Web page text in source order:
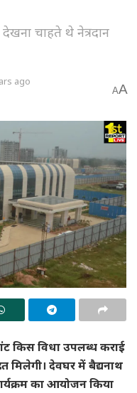
चाहते थे नेत्रदान
ago
AA
किस विधा उपलब्ध कराई
मिलेगी। देवघर में बैद्यनाथ
का आयोजन किया